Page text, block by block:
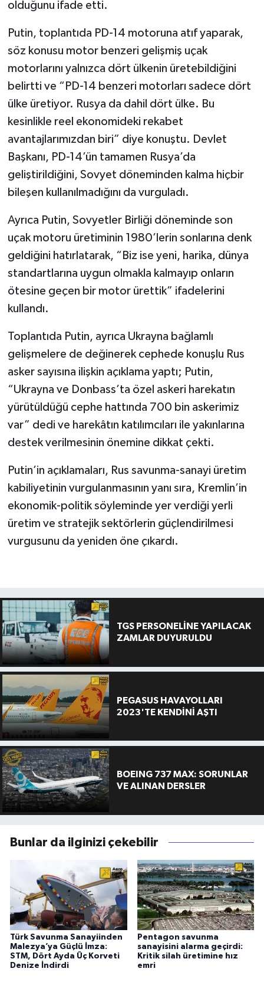
olduğunu ifade etti.
Putin, toplantıda PD-14 motoruna atıf yaparak,
söz konusu motor benzeri gelişmiş uçak
motorlarını yalnızca dört ülkenin üretebildiğini
belirtti ve “PD-14 benzeri motorları sadece dört
ülke üretiyor. Rusya da dahil dört ülke. Bu
kesinlikle reel ekonomideki rekabet
avantajlarımızdan biri” diye konuştu. Devlet
Başkanı, PD-14’ün tamamen Rusya’da
geliştirildiğini, Sovyet döneminden kalma hiçbir
bileşen kullanılmadığını da vurguladı.
Ayrıca Putin, Sovyetler Birliği döneminde son
uçak motoru üretiminin 1980’lerin sonlarına denk
geldiğini hatırlatarak, “Biz ise yeni, harika, dünya
standartlarına uygun olmakla kalmayıp onların
ötesine geçen bir motor ürettik” ifadelerini
kullandı.
Toplantıda Putin, ayrıca Ukrayna bağlamlı
gelişmelere de değinerek cephede konuşlu Rus
asker sayısına ilişkin açıklama yaptı; Putin,
“Ukrayna ve Donbass’ta özel askeri harekatın
yürütüldüğü cephe hattında 700 bin askerimiz
var” dedi ve harekâtın katılımcıları ile yakınlarına
destek verilmesinin önemine dikkat çekti.
Putin’in açıklamaları, Rus savunma-sanayi üretim
kabiliyetinin vurgulanmasının yanı sıra, Kremlin’in
ekonomik-politik söyleminde yer verdiği yerli
üretim ve stratejik sektörlerin güçlendirilmesi
vurgusunu da yeniden öne çıkardı.
TGS PERSONELİNE YAPILACAK
ZAMLAR DUYURULDU
PEGASUS HAVAYOLLARI
2023'TE KENDİNİ AŞTI
BOEING 737 MAX: SORUNLAR
VE ALINAN DERSLER
Bunlar da ilginizi çekebilir
Türk Savunma Sanayiinden
Malezya’ya Güçlü İmza:
STM, Dört Ayda Üç Korveti
Denize İndirdi
Pentagon savunma
sanayisini alarma geçirdi:
Kritik silah üretimine hız
emri